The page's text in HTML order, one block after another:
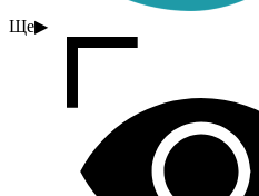
Ще▶